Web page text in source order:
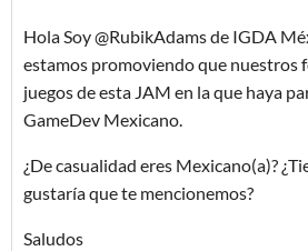
Hola Soy @RubikAdams de IGDA
estamos promoviendo que nuestros
juegos de esta JAM en la que haya
GameDev Mexicano.
¿De casualidad eres Mexicano(a)?
gustaría que te mencionemos?
Saludos